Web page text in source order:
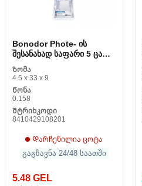
Bonodor Phote- ის
შესანახად საფარი 5 ცალი
(65 x 125 სმ)
Ზომა
4.5 x 33 x 9
Წონა
0.158
Შტრიხკოდი
8410429108201
Დარჩენილია ცოტა
გაგზავნა 24/48 საათში
5.48 GEL